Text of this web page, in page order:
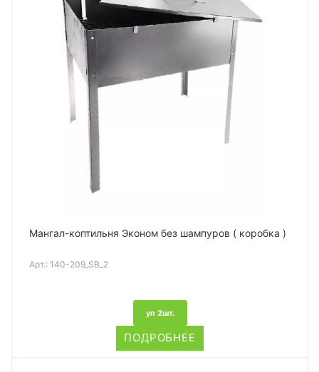
Мангал-коптильня Эконом без шампуров ( коробка )
Арт.: 140-209_SB_2
уп 2шт.
ПОДРОБНЕЕ